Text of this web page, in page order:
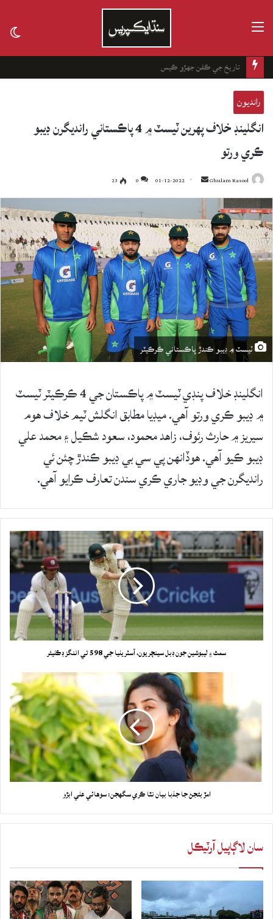
تاريخ جي ڪفن جھڙو ڪيس
رانديون
انگلينڊ خلاف پهرين ٽيسٽ ۾ 4 پاڪستاني رانديگرن ڊيبو
ڪري ورتو
Ghulam Rasool
Send
an
email
01-12-2022
0
23
ٽيسٽ ۾ ڊيبو ڪندڙ پاڪستاني ڪرڪيٽر
انگلينڊ خلاف پنڊي ٽيسٽ ۾ پاڪستان جي 4 ڪرڪيٽر ٽيسٽ
۾ ڊيبو ڪري ورتو آهي. ميڊيا مطابق انگلش ٽيم خلاف هوم
سيريز ۾ حارث رئوف، زاهد محمود، سعود شڪيل ۽ محمد علي
ڊيبو ڪيو آهي. هوڏانهن پي سي بي ڊيبو ڪندڙ چئن ئي
رانديگرن جي وڊيو جاري ڪري سندن تعارف ڪرايو آهي.
سمٿ ۽ ليبوشين جون ڊبل سينچريون، آسٽريليا جي 598 تي اننگز ڊڪليئر
امڙ بڻجڻ جا جذبا بيان نٿا ڪري سگهجن: سوهائي علي ابڙو
سان لاڳاپيل آرٽيڪل